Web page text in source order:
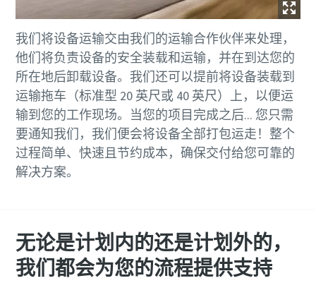
我们将设备运输交由我们的运输合作伙伴来处理，
他们将负责设备的安全装载和运输，并在到达您的
所在地后卸载设备。我们还可以提前将设备装载到
运输拖车（标准型 20 英尺或 40 英尺）上，以便运
输到您的工作现场。当您的项目完成之后... 您只需
要通知我们，我们便会将设备全部打包运走！整个
过程简单、快速且节约成本，确保交付给您可靠的
解决方案。
无论是计划内的还是计划外的，
我们都会为您的流程提供支持